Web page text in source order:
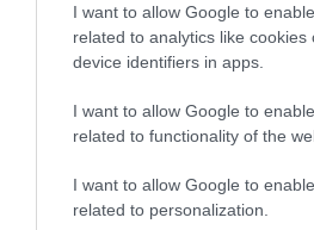
I want to allow Google to
related to analytics like cookies
device identifiers in apps.
I want to allow Google to
related to functionality of the
I want to allow Google to
related to personalization.
γεγονότα, οι εικασίες
και οι φόβοι ως
Και όταν ακόμη και
μέσα ενημέρωσης παύουν
βασικές διακρίσεις, όταν
πλέον αυτό που υπάρχει